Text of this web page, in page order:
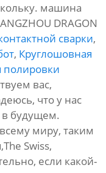
машина
DRAGON
сварки,
, Круглошовная
вас,
что у нас
в будущем.
миру, таким
Swiss,
если какой-